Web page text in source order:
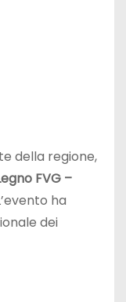
della regione,
FVG –
ha
dei